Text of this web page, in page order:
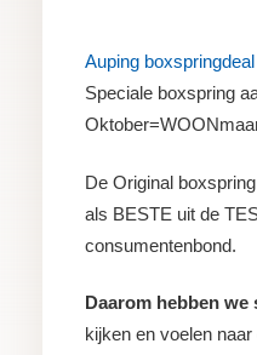
Auping
Speciale boxspring
De Original
als BESTE uit de
consumentenbond.
Daarom hebben
kijken en voelen